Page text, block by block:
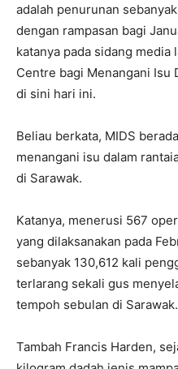
adalah penurunan
dengan rampasan bagi
katanya pada sidang
Centre bagi Menangani Isu
di sini hari ini.
Beliau berkata, MIDS
menangani isu dalam
di Sarawak.
Katanya, menerusi 567
yang dilaksanakan pada
sebanyak 130,612 kali
terlarang sekali gus
tempoh sebulan di Sarawak.
Tambah Francis Harden,